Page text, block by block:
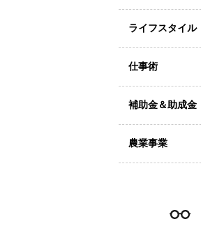
ライフスタイル
仕事術
補助金＆助成金
農業事業